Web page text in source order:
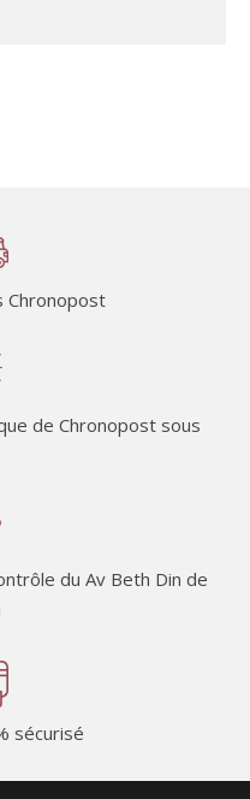
Chronopost
de Chronopost sous
du Av Beth Din de
sécurisé